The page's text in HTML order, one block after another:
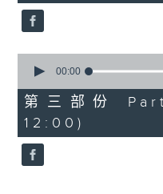
seconds
55
minutes,
10
seconds
00:00
第三部份
12:00)